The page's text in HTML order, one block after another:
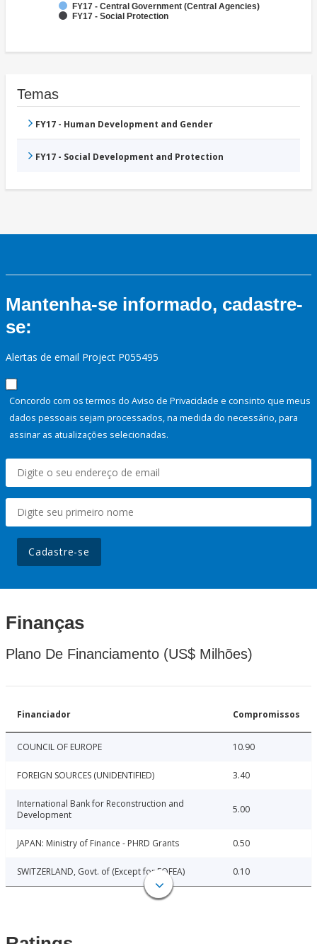
FY17 - Central Government (Central Agencies)
FY17 - Social Protection
Temas
FY17 - Human Development and Gender
FY17 - Social Development and Protection
Mantenha-se informado, cadastre-
se:
Alertas de email Project P055495
Concordo com os termos do Aviso de Privacidade e consinto que meus
dados pessoais sejam processados, na medida do necessário, para
assinar as atualizações selecionadas.
Cadastre-se
Finanças
Plano De Financiamento (US$ Milhões)
Financiador Compromissos
COUNCIL OF EUROPE 10.90
FOREIGN SOURCES (UNIDENTIFIED) 3.40
International Bank for Reconstruction and
Development
5.00
JAPAN: Ministry of Finance - PHRD Grants 0.50
SWITZERLAND, Govt. of (Except for FOFEA) 0.10